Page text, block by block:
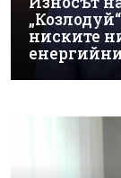
ниските